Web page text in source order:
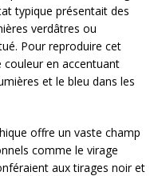
typique présentait des
verdâtres ou
Pour reproduire cet
couleur en accentuant
et le bleu dans les
offre un vaste champ
comme le virage
aux tirages noir et